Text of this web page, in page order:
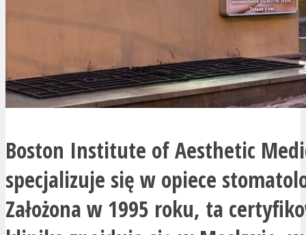
Boston Institute of Aesthetic
specjalizuje się w opiece
Założona w 1995 roku, ta